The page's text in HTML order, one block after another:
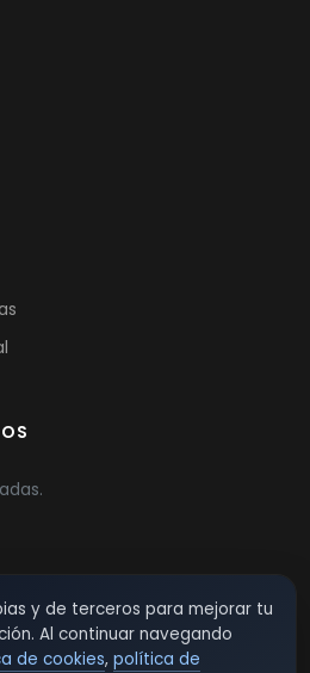
y de terceros para mejorar tu
Al continuar navegando
de cookies, política de